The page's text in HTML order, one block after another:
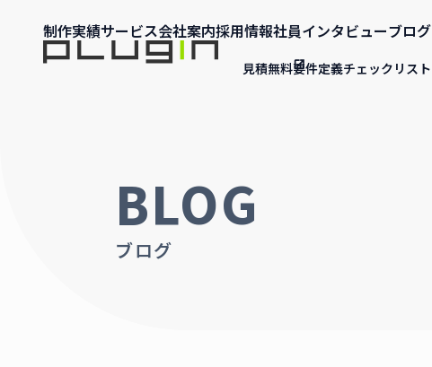
制作実績サービス会社案内採用情報社員インタビューブログ
見積無料要件定義チェックリスト
BLOG
ブログ